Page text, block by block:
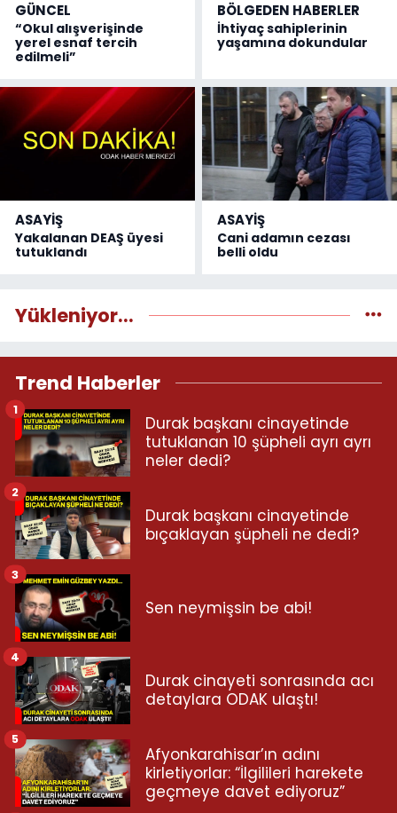
GÜNCEL
“Okul alışverişinde
yerel esnaf tercih
edilmeli”
BÖLGEDEN HABERLER
İhtiyaç sahiplerinin
yaşamına dokundular
ASAYİŞ
Yakalanan DEAŞ üyesi
tutuklandı
ASAYİŞ
Cani adamın cezası
belli oldu
Yükleniyor...
Trend Haberler
Durak başkanı cinayetinde
tutuklanan 10 şüpheli ayrı ayrı
neler dedi?
1
Durak başkanı cinayetinde
bıçaklayan şüpheli ne dedi?
2
Sen neymişsin be abi!
3
Durak cinayeti sonrasında acı
detaylara ODAK ulaştı!
4
Afyonkarahisar’ın adını
kirletiyorlar: “İlgilileri harekete
geçmeye davet ediyoruz”
5